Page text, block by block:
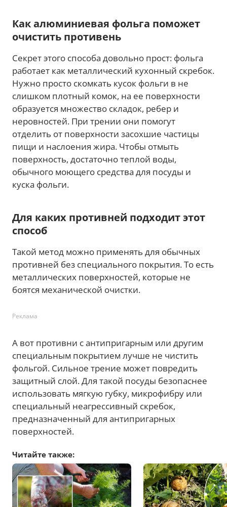
Как алюминиевая фольга поможет
очистить противень
Секрет этого способа довольно прост: фольга
работает как металлический кухонный скребок.
Нужно просто скомкать кусок фольги в не
слишком плотный комок, на ее поверхности
образуется множество складок, ребер и
неровностей. При трении они помогут
отделить от поверхности засохшие частицы
пищи и наслоения жира. Чтобы отмыть
поверхность, достаточно теплой воды,
обычного моющего средства для посуды и
куска фольги.
Для каких противней подходит этот
способ
Такой метод можно применять для обычных
противней без специального покрытия. То есть
металлических поверхностей, которые не
боятся механической очистки.
Реклама
А вот противни с антипригарным или другим
специальным покрытием лучше не чистить
фольгой. Сильное трение может повредить
защитный слой. Для такой посуды безопаснее
использовать мягкую губку, микрофибру или
специальный неагрессивный скребок,
предназначенный для антипригарных
поверхностей.
Читайте также: